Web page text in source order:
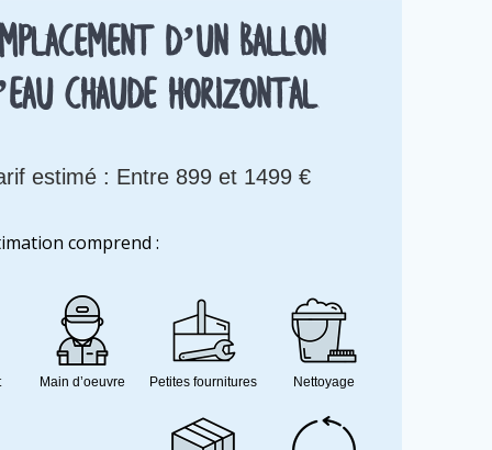
d’un ballon
chaude horizontal
estimé : Entre 899 et 1499 €
comprend :
Main d’oeuvre Petites fournitures Nettoyage